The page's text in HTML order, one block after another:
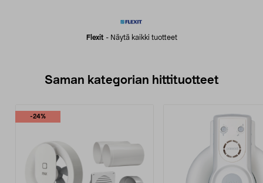
Flexit - Näytä kaikki tuotteet
Saman kategorian hittituotteet
-24%